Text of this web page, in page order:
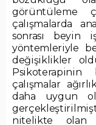
görüntüleme
çalışmalarda
sonrası beyin
yöntemleriyle
değişiklikler
çalışmalar
daha uygun
nitelikte olan